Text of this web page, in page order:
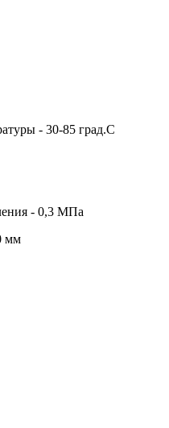
- 30-85 град.C
- 0,3 МПа
мм